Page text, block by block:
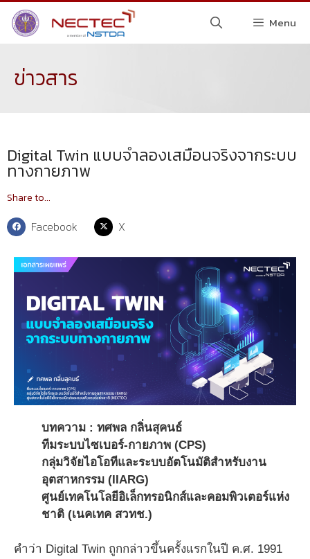
Menu
ข่าวสาร
Digital Twin แบบจำลองเสมือนจริงจากระบบ
ทางกายภาพ
Share to...
Facebook X
บทความ : ทศพล กลิ่นสุคนธ์
ทีมระบบไซเบอร์-กายภาพ (CPS)
กลุ่มวิจัยไอโอทีและระบบอัตโนมัติสำหรับงาน
อุตสาหกรรม (IIARG)
ศูนย์เทคโนโลยีอิเล็กทรอนิกส์และคอมพิวเตอร์แห่ง
ชาติ (เนคเทค สวทช.)
คำว่า Digital Twin ถูกกล่าวขึ้นครั้งแรกในปี ค.ศ. 1991